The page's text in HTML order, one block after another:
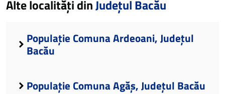
Alte localități dinJudețul Bacău
Populație Comuna Ardeoani, Județul
Bacău
Populație Comuna Agăș, Județul Bacău